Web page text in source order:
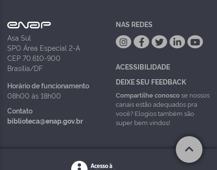
Asa Sul
SPO Área Especial 2-A
CEP 70.610-900
Brasília/DF
Horário de funcionamento
08h00 às 18h00
Contato
biblioteca@enap.gov.br
NAS REDES
ACESSIBILIDADE
DEIXE SEU FEEDBACK
Compartilhe conoscose nossos
canais estão adequados pra
você? Elogios também são
super bem vindos!